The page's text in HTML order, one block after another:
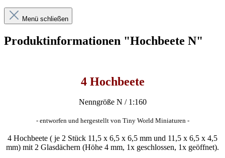
Menü schließen
Produktinformationen "Hochbeete N"
4 Hochbeete
Nenngröße N / 1:160
- entworfen und hergestellt von Tiny World Miniaturen -
4 Hochbeete ( je 2 Stück 11,5 x 6,5 x 6,5 mm und 11,5 x 6,5 x 4,5
mm) mit 2 Glasdächern (Höhe 4 mm, 1x geschlossen, 1x geöffnet).